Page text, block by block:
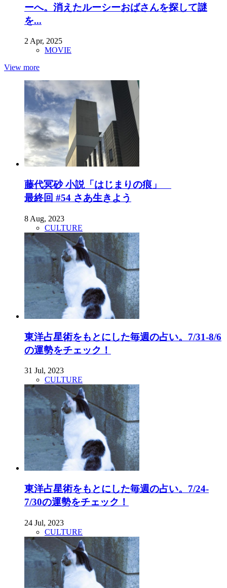
ーへ。消えたルーシーおばさんを探して謎
を...
2 Apr, 2025
MOVIE
View more
藤代冥砂 小説「はじまりの痕」
最終回 #54 さあ生きよう
8 Aug, 2023
CULTURE
東洋占星術をもとにした毎週の占い。7/31-8/6
の運勢をチェック！
31 Jul, 2023
CULTURE
東洋占星術をもとにした毎週の占い。7/24-
7/30の運勢をチェック！
24 Jul, 2023
CULTURE